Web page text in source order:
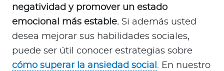
negatividad y promover un estado
emocional más estable. Si además usted
desea mejorar sus habilidades sociales,
puede ser útil conocer estrategias sobre
cómo superar la ansiedad social . En nuestro